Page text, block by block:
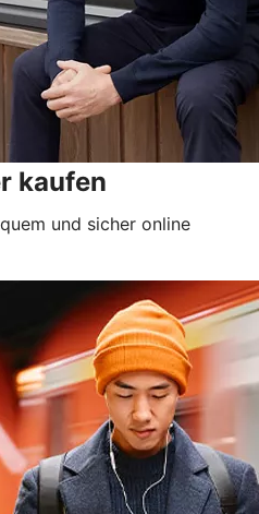
kaufen
und sicher online